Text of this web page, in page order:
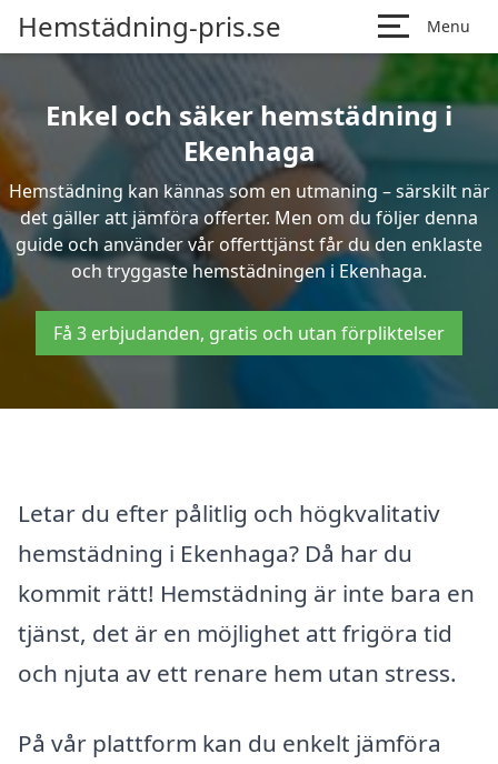
Hemstädning-pris.se Menu
Enkel och säker hemstädning i
Ekenhaga
Hemstädning kan kännas som en utmaning – särskilt när
det gäller att jämföra offerter. Men om du följer denna
guide och använder vår offerttjänst får du den enklaste
och tryggaste hemstädningen i Ekenhaga.
Få 3 erbjudanden, gratis och utan förpliktelser
Letar du efter pålitlig och högkvalitativ
hemstädning i Ekenhaga? Då har du
kommit rätt! Hemstädning är inte bara en
tjänst, det är en möjlighet att frigöra tid
och njuta av ett renare hem utan stress.
På vår plattform kan du enkelt jämföra